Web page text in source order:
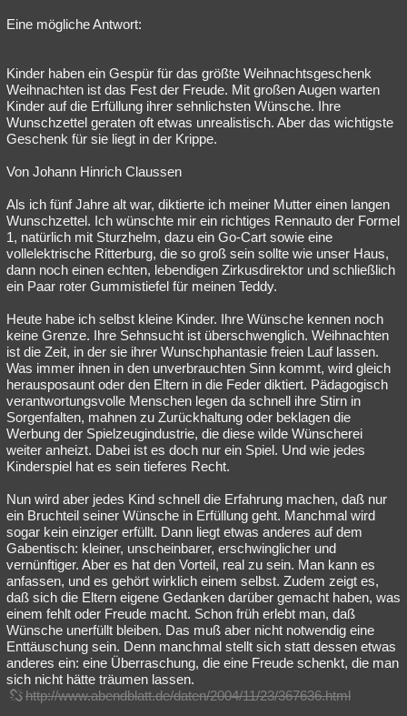
Eine mögliche Antwort:
Kinder haben ein Gespür für das größte Weihnachtsgeschenk
Weihnachten ist das Fest der Freude. Mit großen Augen warten
Kinder auf die Erfüllung ihrer sehnlichsten Wünsche. Ihre
Wunschzettel geraten oft etwas unrealistisch. Aber das wichtigste
Geschenk für sie liegt in der Krippe.
Von Johann Hinrich Claussen
Als ich fünf Jahre alt war, diktierte ich meiner Mutter einen langen
Wunschzettel. Ich wünschte mir ein richtiges Rennauto der Formel
1, natürlich mit Sturzhelm, dazu ein Go-Cart sowie eine
vollelektrische Ritterburg, die so groß sein sollte wie unser Haus,
dann noch einen echten, lebendigen Zirkusdirektor und schließlich
ein Paar roter Gummistiefel für meinen Teddy.
Heute habe ich selbst kleine Kinder. Ihre Wünsche kennen noch
keine Grenze. Ihre Sehnsucht ist überschwenglich. Weihnachten
ist die Zeit, in der sie ihrer Wunschphantasie freien Lauf lassen.
Was immer ihnen in den unverbrauchten Sinn kommt, wird gleich
herausposaunt oder den Eltern in die Feder diktiert. Pädagogisch
verantwortungsvolle Menschen legen da schnell ihre Stirn in
Sorgenfalten, mahnen zu Zurückhaltung oder beklagen die
Werbung der Spielzeugindustrie, die diese wilde Wünscherei
weiter anheizt. Dabei ist es doch nur ein Spiel. Und wie jedes
Kinderspiel hat es sein tieferes Recht.
Nun wird aber jedes Kind schnell die Erfahrung machen, daß nur
ein Bruchteil seiner Wünsche in Erfüllung geht. Manchmal wird
sogar kein einziger erfüllt. Dann liegt etwas anderes auf dem
Gabentisch: kleiner, unscheinbarer, erschwinglicher und
vernünftiger. Aber es hat den Vorteil, real zu sein. Man kann es
anfassen, und es gehört wirklich einem selbst. Zudem zeigt es,
daß sich die Eltern eigene Gedanken darüber gemacht haben, was
einem fehlt oder Freude macht. Schon früh erlebt man, daß
Wünsche unerfüllt bleiben. Das muß aber nicht notwendig eine
Enttäuschung sein. Denn manchmal stellt sich statt dessen etwas
anderes ein: eine Überraschung, die eine Freude schenkt, die man
sich nicht hätte träumen lassen.
http://www.abendblatt.de/daten/2004/11/23/367636.html